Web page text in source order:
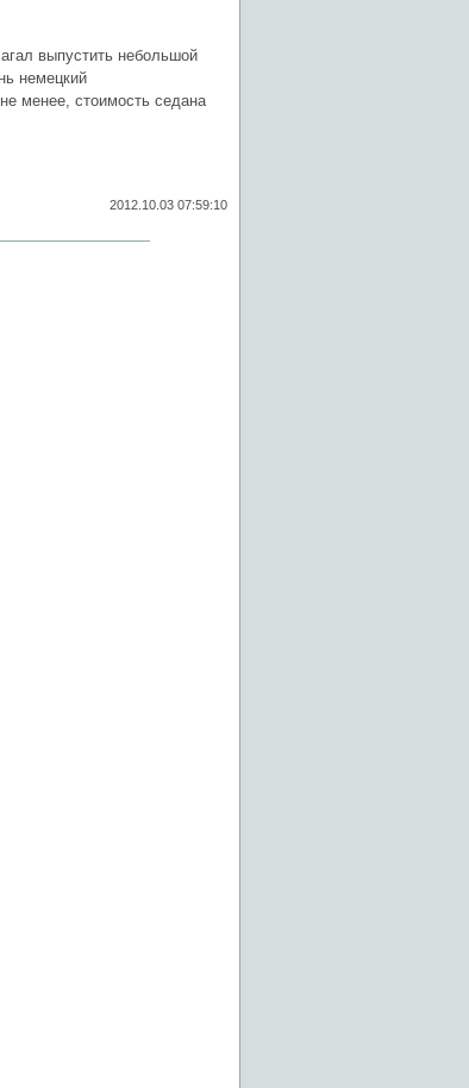
выпустить небольшой
немецкий
менее, стоимость седана
2012.10.03 07:59:10